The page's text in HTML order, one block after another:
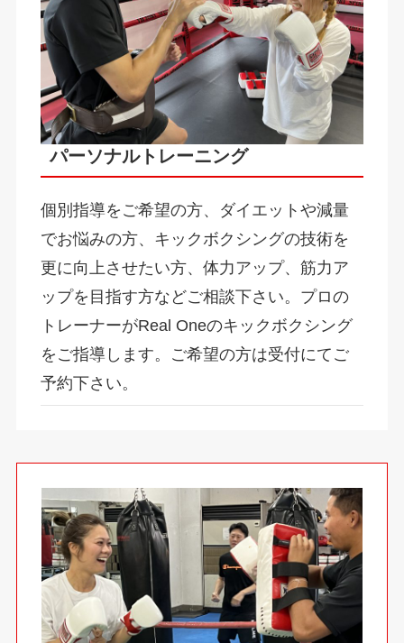
パーソナルトレーニング
個別指導をご希望の方、ダイエットや減量
でお悩みの方、キックボクシングの技術を
更に向上させたい方、体力アップ、筋力ア
ップを目指す方などご相談下さい。プロの
トレーナーがReal Oneのキックボクシング
をご指導します。ご希望の方は受付にてご
予約下さい。